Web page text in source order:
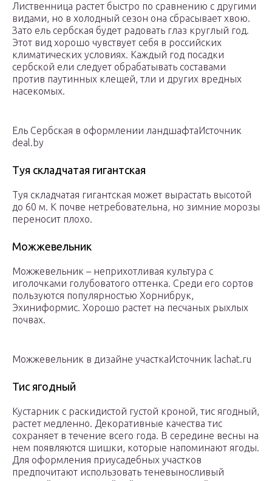
Лиственница растет быстро по сравнению с другими
видами, но в холодный сезон она сбрасывает хвою.
Зато ель сербская будет радовать глаз круглый год.
Этот вид хорошо чувствует себя в российских
климатических условиях. Каждый год посадки
сербской ели следует обрабатывать составами
против паутинных клещей, тли и других вредных
насекомых.
Ель Сербская в оформлении ландшафтаИсточник
deal.by
Туя складчатая гигантская
Туя складчатая гигантская может вырастать высотой
до 60 м. К почве нетребовательна, но зимние морозы
переносит плохо.
Можжевельник
Можжевельник – неприхотливая культура с
иголочками голубоватого оттенка. Среди его сортов
пользуются популярностью Хорнибрук,
Эхиниформис. Хорошо растет на песчаных рыхлых
почвах.
Можжевельник в дизайне участкаИсточник lachat.ru
Тис ягодный
Кустарник с раскидистой густой кроной, тис ягодный,
растет медленно. Декоративные качества тис
сохраняет в течение всего года. В середине весны на
нем появляются шишки, которые напоминают ягоды.
Для оформления приусадебных участков
предпочитают использовать теневыносливый